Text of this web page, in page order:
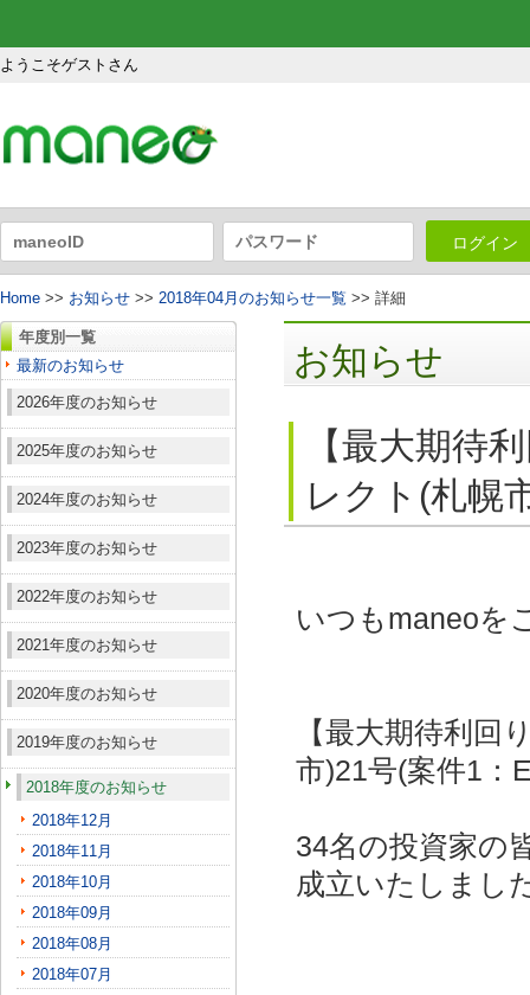
ようこそゲストさん
ログイン
Home >> お知らせ >> 2018年04月のお知らせ一覧 >> 詳細
年度別一覧
最新のお知らせ
2026年度のお知らせ
2025年度のお知らせ
2024年度のお知らせ
2023年度のお知らせ
2022年度のお知らせ
2021年度のお知らせ
2020年度のお知らせ
2019年度のお知らせ
2018年度のお知らせ
2018年12月
2018年11月
2018年10月
2018年09月
2018年08月
2018年07月
お知らせ
【最大期待
レクト(札幌
いつもmaneoを
【最大期待利回
市)21号(案件1：
34名の投資家の
成立いたしまし